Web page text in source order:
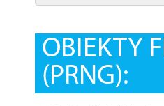
OBIEKTY
(PRNG):